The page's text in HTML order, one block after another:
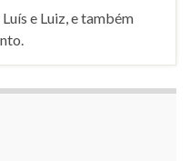
e Luiz, e também